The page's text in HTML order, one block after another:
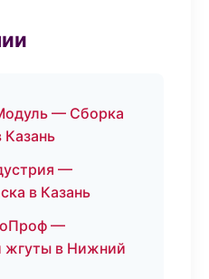
— Сборка
Казань
—
в Казань
—
жгуты в Нижний